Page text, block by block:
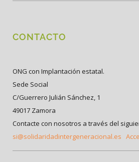
CONTACTO
ONG con Implantación estatal.
Sede Social
C/Guerrero Julián Sánchez, 1
49017 Zamora
Contacte con nosotros a través del
si@solidaridadintergeneracional.es